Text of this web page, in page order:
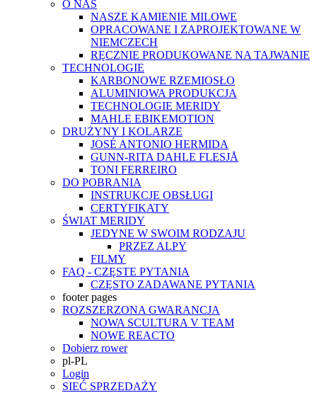
O NAS
NASZE KAMIENIE MILOWE
OPRACOWANE I ZAPROJEKTOWANE W
NIEMCZECH
RĘCZNIE PRODUKOWANE NA TAJWANIE
TECHNOLOGIE
KARBONOWE RZEMIOSŁO
ALUMINIOWA PRODUKCJA
TECHNOLOGIE MERIDY
MAHLE EBIKEMOTION
DRUŻYNY I KOLARZE
JOSÉ ANTONIO HERMIDA
GUNN-RITA DAHLE FLESJÅ
TONI FERREIRO
DO POBRANIA
INSTRUKCJE OBSŁUGI
CERTYFIKATY
ŚWIAT MERIDY
JEDYNE W SWOIM RODZAJU
PRZEZ ALPY
FILMY
FAQ - CZĘSTE PYTANIA
CZĘSTO ZADAWANE PYTANIA
footer pages
ROZSZERZONA GWARANCJA
NOWA SCULTURA V TEAM
NOWE REACTO
Dobierz rower
pl-PL
Login
SIEĆ SPRZEDAŻY